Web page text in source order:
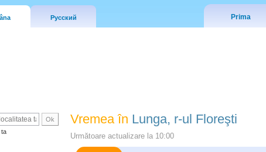
Русский Prima
ta
Vremea în Lunga, r-ul Floreşti
Următoare actualizare la 10:00